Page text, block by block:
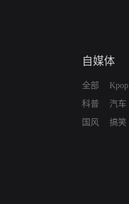
自媒体
全部
科普
国风
Kpop
汽车
搞笑